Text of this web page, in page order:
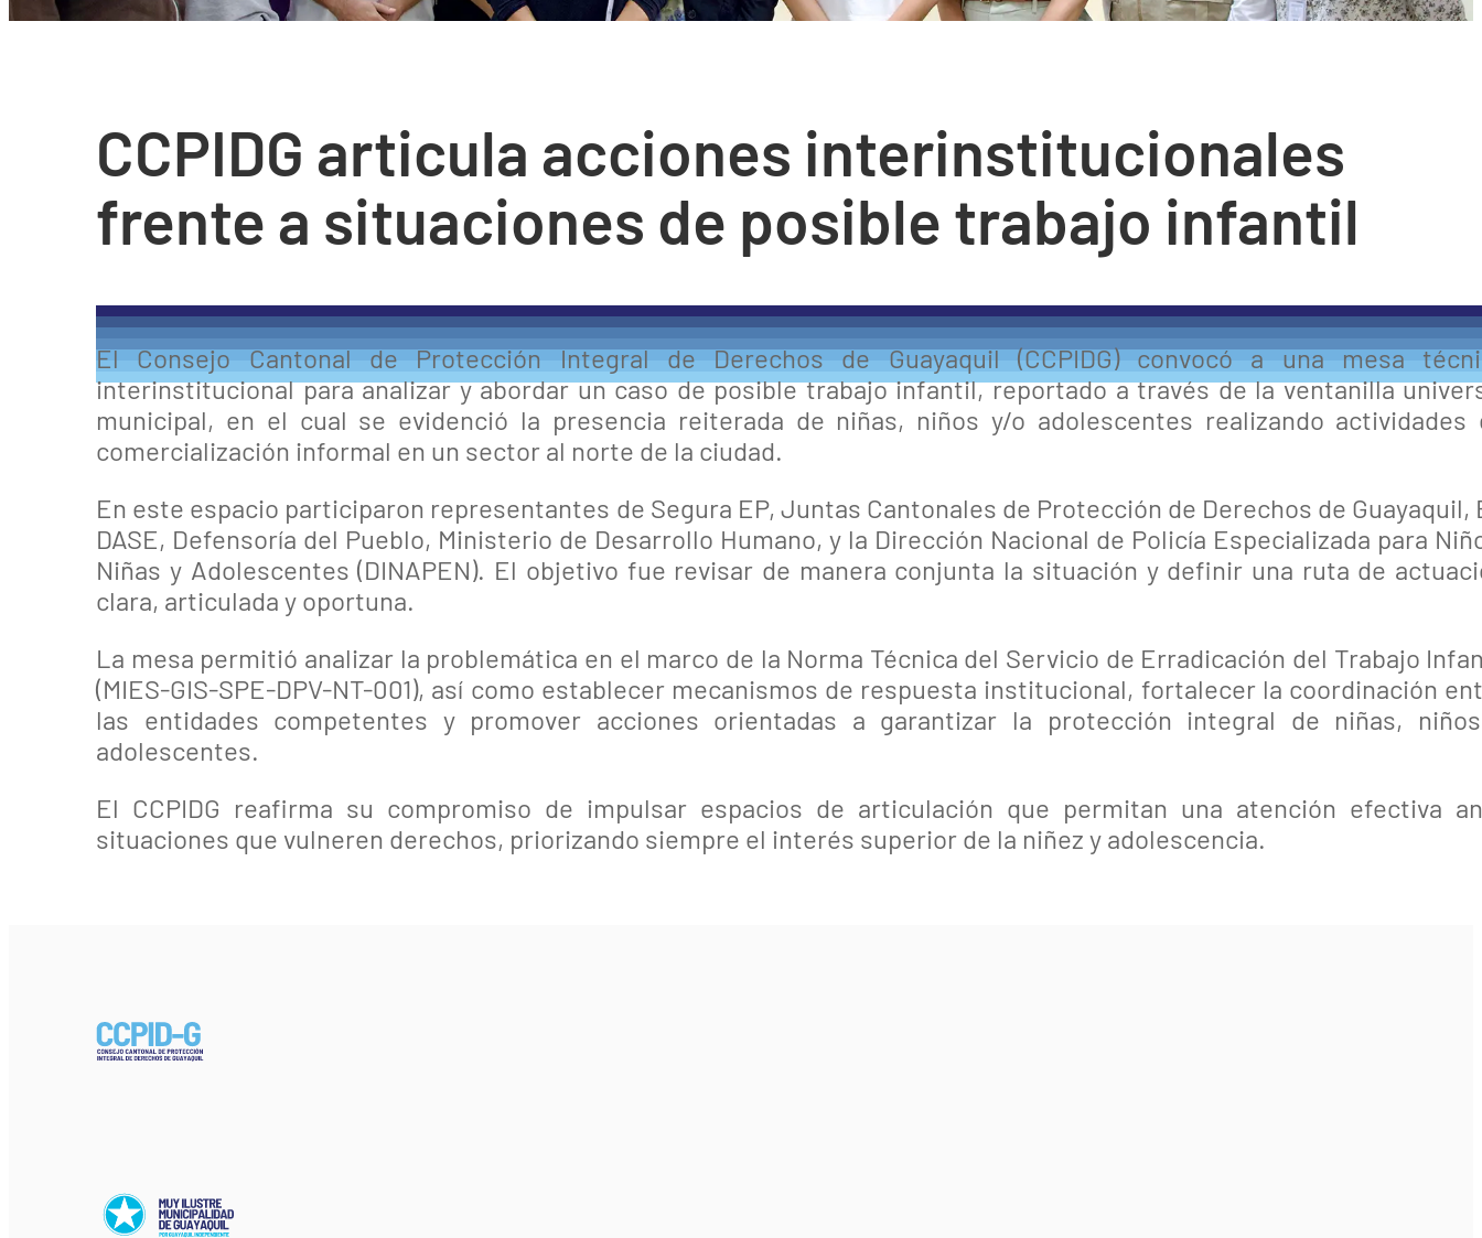
CCPIDG articula acciones interinstitucionales
frente a situaciones de posible trabajo infantil
El Consejo Cantonal de Protección Integral de Derechos de Guayaquil (CCPIDG) convocó a una mesa
interinstitucional para analizar y abordar un caso de posible trabajo infantil, reportado a través de la ventanilla
municipal, en el cual se evidenció la presencia reiterada de niñas, niños y/o adolescentes realizando actividades
comercialización informal en un sector al norte de la ciudad.
En este espacio participaron representantes de Segura EP, Juntas Cantonales de Protección de Derechos de Guayaquil,
DASE, Defensoría del Pueblo, Ministerio de Desarrollo Humano, y la Dirección Nacional de Policía Especializada para
Niñas y Adolescentes (DINAPEN). El objetivo fue revisar de manera conjunta la situación y definir una ruta de
clara, articulada y oportuna.
La mesa permitió analizar la problemática en el marco de la Norma Técnica del Servicio de Erradicación del Trabajo
(MIES-GIS-SPE-DPV-NT-001), así como establecer mecanismos de respuesta institucional, fortalecer la coordinación
las entidades competentes y promover acciones orientadas a garantizar la protección integral de niñas,
adolescentes.
El CCPIDG reafirma su compromiso de impulsar espacios de articulación que permitan una atención efectiva
situaciones que vulneren derechos, priorizando siempre el interés superior de la niñez y adolescencia.